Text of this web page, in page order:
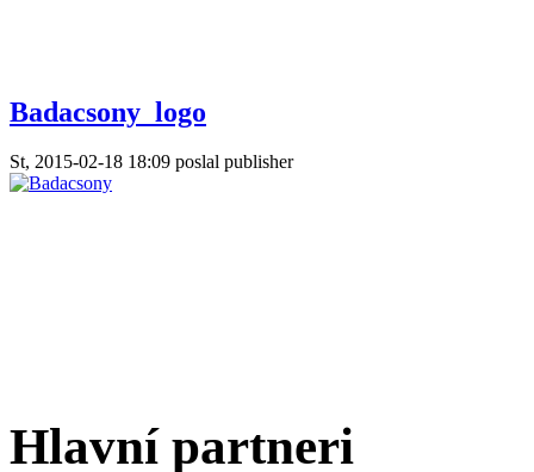
Badacsony_logo
St, 2015-02-18 18:09 poslal publisher
Hlavní partneri